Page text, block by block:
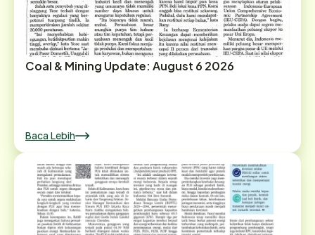
Coal & Mining Update: August 6 2026
Baca Lebih